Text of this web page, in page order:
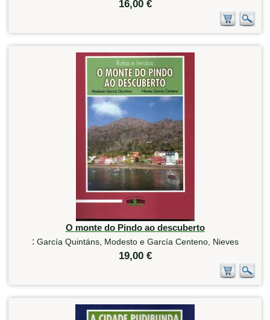
16,00 €
O monte do Pindo ao descuberto
: García Quintáns, Modesto e García Centeno, Nieves
19,00 €